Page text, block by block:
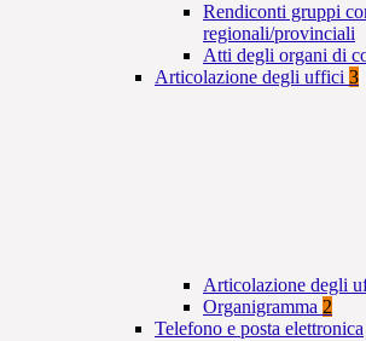
Rendiconti gruppi
regionali/provinciali
Atti degli organi di
Articolazione degli uffici 3
Articolazione degli
Organigramma 2
Telefono e posta elettronica